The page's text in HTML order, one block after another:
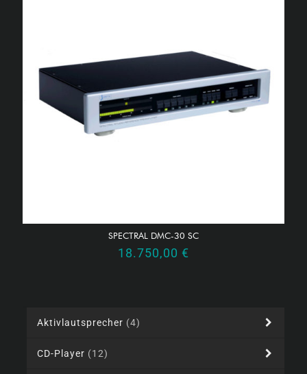
SPECTRAL DMC-30 SC
18.750,00 €
Aktivlautsprecher (4)
CD-Player (12)